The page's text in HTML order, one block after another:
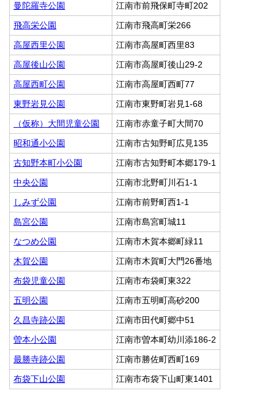
曼陀羅寺公園
江南市前飛保町寺町202
飛高栄公園
江南市飛高町栄266
高屋西里公園
江南市高屋町西里83
高屋後山公園
江南市高屋町後山29-2
高屋西町公園
江南市高屋町西町77
東野岩見公園
江南市東野町岩見1-68
（仮称）大間児童公園
江南市赤童子町大間70
昭和通小公園
江南市古知野町広見135
古知野本町小公園
江南市古知野町本郷179-1
中央公園
江南市北野町川石1-1
しみず公園
江南市前野町西1-1
島宮公園
江南市島宮町城11
なつめ公園
江南市木賀本郷町緑11
木賀公園
江南市木賀町大門26番地
布袋児童公園
江南市布袋町東322
五明公園
江南市五明町高砂200
久昌寺跡公園
江南市田代町郷中51
曽本小公園
江南市曽本町幼川添186-2
最勝寺跡公園
江南市勝佐町西町169
布袋下山公園
江南市布袋下山町東1401